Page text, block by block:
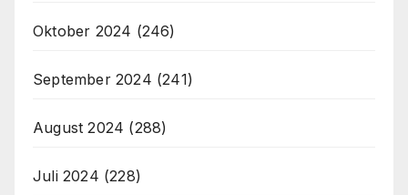
Oktober 2024 (246)
September 2024 (241)
August 2024 (288)
Juli 2024 (228)